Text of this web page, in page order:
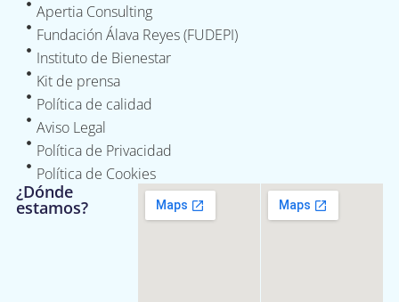
Apertia Consulting
Fundación Álava Reyes (FUDEPI)
Instituto de Bienestar
Kit de prensa
Política de calidad
Aviso Legal
Política de Privacidad
Política de Cookies
¿Dónde
estamos?